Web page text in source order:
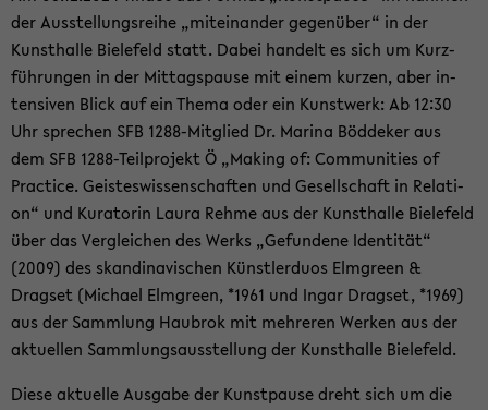
der Aus­stel­lungs­rei­he „mit­ein­an­der ge­gen­über“ in der
Kunst­hal­le Bie­le­feld statt. Dabei han­delt es sich um Kurz­
füh­run­gen in der Mit­tags­pau­se mit einem kur­zen, aber in­
ten­si­ven Blick auf ein Thema oder ein Kunst­werk: Ab 12:30
Uhr spre­chen SFB 1288-​Mitglied Dr. Ma­ri­na Böd­de­ker aus
dem SFB 1288-​Teilprojekt Ö „Ma­king of: Com­mu­nities of
Prac­ti­ce. Geis­tes­wis­sen­schaf­ten und Ge­sell­schaft in Re­la­ti­
on“ und Ku­ra­to­rin Laura Rehme aus der Kunst­hal­le Bie­le­feld
über das Ver­glei­chen des Werks „Ge­fun­de­ne Iden­ti­tät“
(2009) des skan­di­na­vi­schen Künst­ler­du­os Elm­green &
Drags­et (Mi­cha­el Elm­green, *1961 und Ingar Drags­et, *1969)
aus der Samm­lung Hau­brok mit meh­re­ren Wer­ken aus der
ak­tu­el­len Samm­lungs­aus­stel­lung der Kunst­hal­le Bie­le­feld.
Diese ak­tu­el­le Aus­ga­be der Kunst­pau­se dreht sich um die